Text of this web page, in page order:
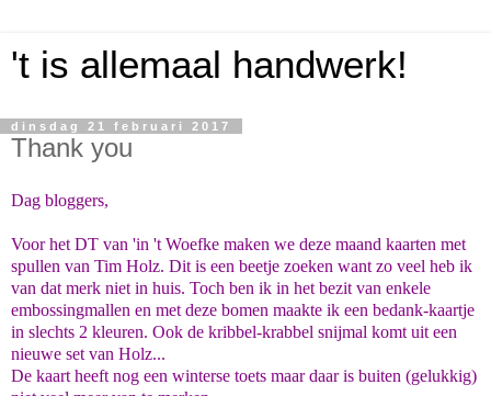
't is allemaal handwerk!
dinsdag 21 februari 2017
Thank you
Dag bloggers,
Voor het DT van 'in 't Woefke maken we deze maand kaarten met
spullen van Tim Holz. Dit is een beetje zoeken want zo veel heb ik
van dat merk niet in huis. Toch ben ik in het bezit van enkele
embossingmallen en met deze bomen maakte ik een bedank-kaartje
in slechts 2 kleuren. Ook de kribbel-krabbel snijmal komt uit een
nieuwe set van Holz...
De kaart heeft nog een winterse toets maar daar is buiten (gelukkig)